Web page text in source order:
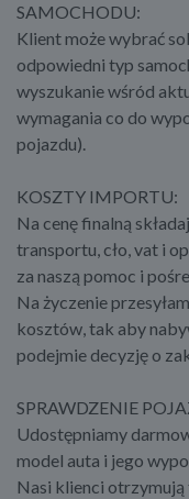
SAMOCHODU:
Klient może wybrać
odpowiedni typ
wyszukanie wśród
wymagania co do
pojazdu).
KOSZTY IMPORTU:
Na cenę finalną
transportu, cło, vat i
za naszą pomoc i
Na życzenie
kosztów, tak aby
podejmie decyzję o
SPRAWDZENIE
Udostępniamy
model auta i jego
Nasi klienci otrzymują